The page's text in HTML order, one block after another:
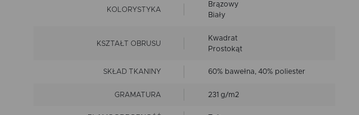
KOLORYSTYKA
Brązowy
Biały
KSZTAŁT OBRUSU
Kwadrat
Prostokąt
SKŁAD TKANINY 60% bawełna, 40% poliester
GRAMATURA 231 g/m2